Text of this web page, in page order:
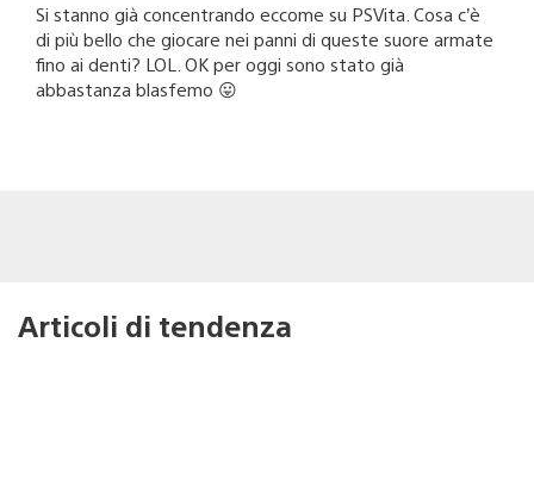
Si stanno già concentrando eccome su PSVita. Cosa c’è
di più bello che giocare nei panni di queste suore armate
fino ai denti? LOL. OK per oggi sono stato già
abbastanza blasfemo 😛
Articoli di tendenza